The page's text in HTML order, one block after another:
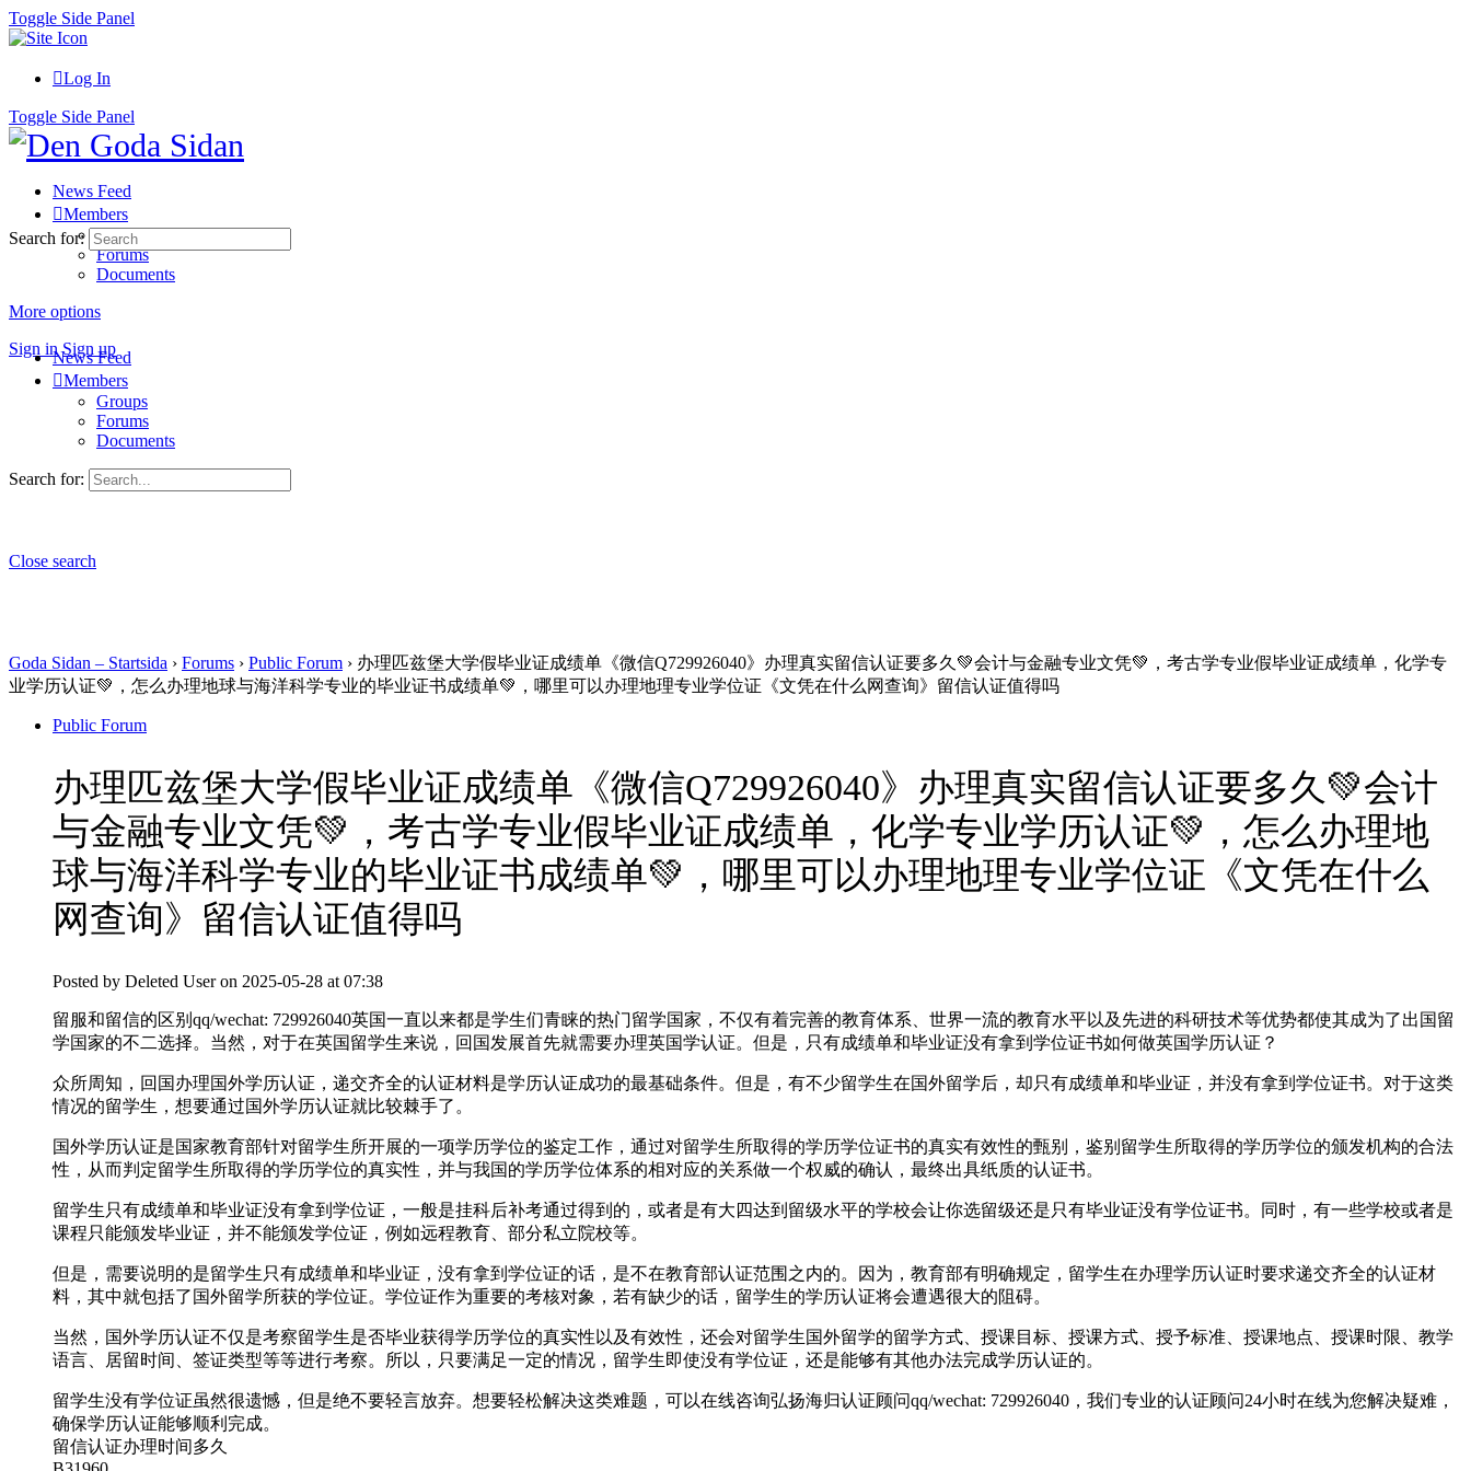
Toggle Side Panel
Log In
Toggle Side Panel
News Feed
Members
Groups
Forums
Documents
More options
Sign in Sign up
Search for:
News Feed
Members
Groups
Forums
Documents
Search for:
Close search
Goda Sidan – Startsida › Forums › Public Forum › 办理匹兹堡大学假毕业证成绩单《微信Q729926040》办理真实留信认证要多久💚会计与金融专业文凭💚，考古学专业假毕业证成绩单，化学专
业学历认证💚，怎么办理地球与海洋科学专业的毕业证书成绩单💚，哪里可以办理地理专业学位证《文凭在什么网查询》留信认证值得吗
Public Forum
办理匹兹堡大学假毕业证成绩单《微信Q729926040》办理真实留信认证要多久💚会计
与金融专业文凭💚，考古学专业假毕业证成绩单，化学专业学历认证💚，怎么办理地
球与海洋科学专业的毕业证书成绩单💚，哪里可以办理地理专业学位证《文凭在什么
网查询》留信认证值得吗
Posted by Deleted User on 2025-05-28 at 07:38
留服和留信的区别qq/wechat: 729926040英国一直以来都是学生们青睐的热门留学国家，不仅有着完善的教育体系、世界一流的教育水平以及先进的科研技术等优势都使其成为了出国留
学国家的不二选择。当然，对于在英国留学生来说，回国发展首先就需要办理英国学认证。但是，只有成绩单和毕业证没有拿到学位证书如何做英国学历认证？
众所周知，回国办理国外学历认证，递交齐全的认证材料是学历认证成功的最基础条件。但是，有不少留学生在国外留学后，却只有成绩单和毕业证，并没有拿到学位证书。对于这类
情况的留学生，想要通过国外学历认证就比较棘手了。
国外学历认证是国家教育部针对留学生所开展的一项学历学位的鉴定工作，通过对留学生所取得的学历学位证书的真实有效性的甄别，鉴别留学生所取得的学历学位的颁发机构的合法
性，从而判定留学生所取得的学历学位的真实性，并与我国的学历学位体系的相对应的关系做一个权威的确认，最终出具纸质的认证书。
留学生只有成绩单和毕业证没有拿到学位证，一般是挂科后补考通过得到的，或者是有大四达到留级水平的学校会让你选留级还是只有毕业证没有学位证书。同时，有一些学校或者是
课程只能颁发毕业证，并不能颁发学位证，例如远程教育、部分私立院校等。
但是，需要说明的是留学生只有成绩单和毕业证，没有拿到学位证的话，是不在教育部认证范围之内的。因为，教育部有明确规定，留学生在办理学历认证时要求递交齐全的认证材
料，其中就包括了国外留学所获的学位证。学位证作为重要的考核对象，若有缺少的话，留学生的学历认证将会遭遇很大的阻碍。
当然，国外学历认证不仅是考察留学生是否毕业获得学历学位的真实性以及有效性，还会对留学生国外留学的留学方式、授课目标、授课方式、授予标准、授课地点、授课时限、教学
语言、居留时间、签证类型等等进行考察。所以，只要满足一定的情况，留学生即使没有学位证，还是能够有其他办法完成学历认证的。
留学生没有学位证虽然很遗憾，但是绝不要轻言放弃。想要轻松解决这类难题，可以在线咨询弘扬海归认证顾问qq/wechat: 729926040，我们专业的认证顾问24小时在线为您解决疑难，
确保学历认证能够顺利完成。
留信认证办理时间多久